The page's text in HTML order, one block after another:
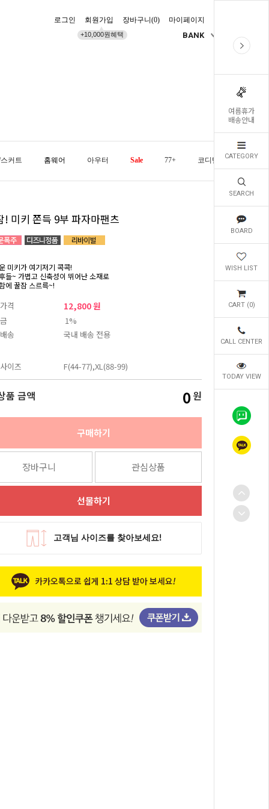
여름휴가
배송안내
CATEGORY
SEARCH
BOARD
WISH LIST
CART (0)
CALL CENTER
TODAY VIEW
로그인 회원가입
+10,000원혜택
장바구니(0) 마이페이지
BANK
커트 홈웨어 아우터 Sale 77+ 코디템 오늘발송
! 미키 쫀득 9부 파자마팬츠
미키가 여기저기 콕콕!
들~ 가볍고 신축성이 뛰어난 소재로
에 꿀잠 스르륵~!
격 12,800 원
1%
송
국내 배송 전용
이즈 F(44-77),XL(88-99)
품 금액 0 원
구매하기
장바구니 관심상품
선물하기